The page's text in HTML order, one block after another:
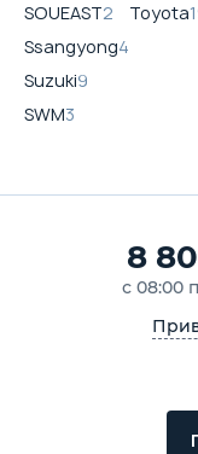
SOUEAST2
Ssangyong4
Suzuki9
SWM3
Toyota
8
с 08:00